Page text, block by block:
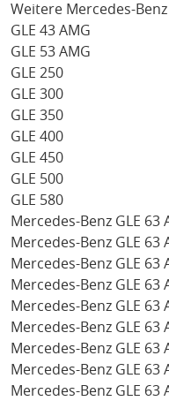
Weitere Mercedes-
GLE 43 AMG
GLE 53 AMG
GLE 250
GLE 300
GLE 350
GLE 400
GLE 450
GLE 500
GLE 580
Mercedes-Benz GLE
Mercedes-Benz GLE 63
Mercedes-Benz GLE
Mercedes-Benz GLE 63
Mercedes-Benz GLE 63
Mercedes-Benz GLE 63
Mercedes-Benz GLE
Mercedes-Benz GLE
Mercedes-Benz GLE